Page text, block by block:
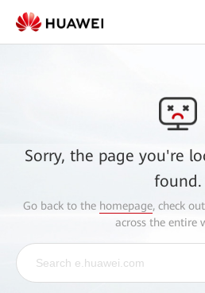
Sorry, the page you're
found.
Go back to the homepage, check
across the entire